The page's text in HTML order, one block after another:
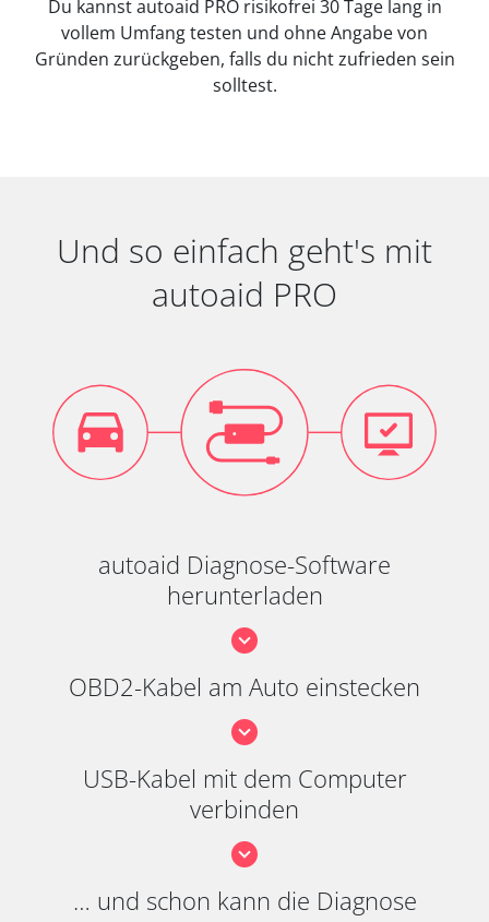
Du kannst autoaid PRO risikofrei 30 Tage lang in
vollem Umfang testen und ohne Angabe von
Gründen zurückgeben, falls du nicht zufrieden sein
solltest.
Und so einfach geht's mit
autoaid PRO
autoaid Diagnose-Software
herunterladen
OBD2-Kabel am Auto einstecken
USB-Kabel mit dem Computer
verbinden
… und schon kann die Diagnose